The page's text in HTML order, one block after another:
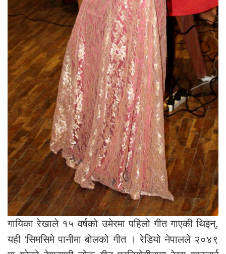
गायिका रेखाले १५ वर्षको उमेरमा पहिलो गीत गाएकी थिइन्,
यही ‘सिमसिमे पानीमा बोलको गीत । रेडियो नेपालले २०४९